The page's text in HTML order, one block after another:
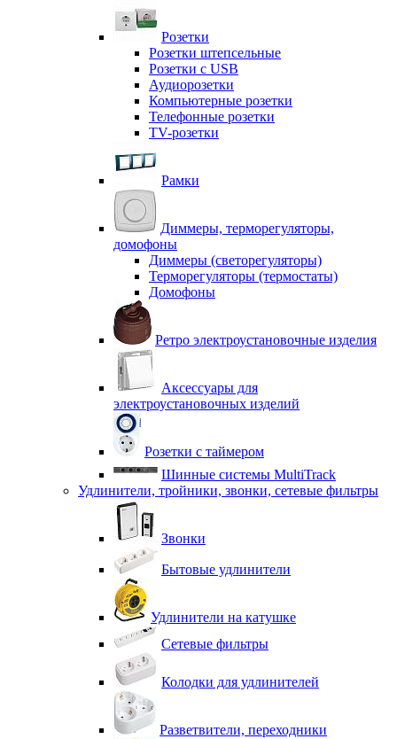
Розетки
Розетки штепсельные
Розетки с USB
Аудиорозетки
Компьютерные розетки
Телефонные розетки
TV-розетки
Рамки
Диммеры, терморегуляторы,
домофоны
Диммеры (светорегуляторы)
Терморегуляторы (термостаты)
Домофоны
Ретро электроустановочные изделия
Аксессуары для
электроустановочных изделий
Розетки с таймером
Шинные системы MultiTrack
Удлинители, тройники, звонки, сетевые фильтры
Звонки
Бытовые удлинители
Удлинители на катушке
Сетевые фильтры
Колодки для удлинителей
Разветвители, переходники